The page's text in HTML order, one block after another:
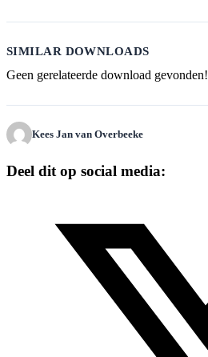
SIMILAR DOWNLOADS
Geen gerelateerde download gevonden!
Kees Jan van Overbeeke
Deel dit op social media: